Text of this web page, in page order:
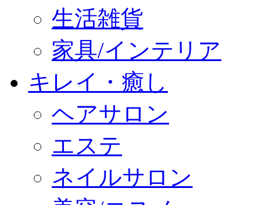
生活雑貨
家具/インテリア
キレイ・癒し
ヘアサロン
エステ
ネイルサロン